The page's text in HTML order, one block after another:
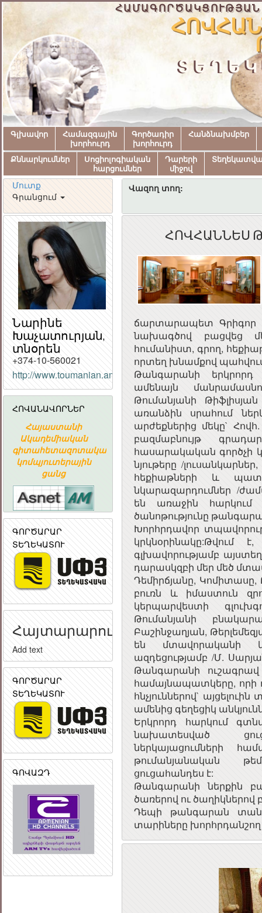
Գլխավոր
Համազգային
խորհուրդ
Գործադիր
խորհուրդ
Հանձնախմբեր
Քննարկումներ
Սոցիոլոգիական
հարցումներ
Դարերի
միջով
Մուտք
Գրանցում
Վազող տող:
Նարինե
Խաչատուրյան,
տնօրեն
+374-10-560021
http://www.toumanian.am/tangaran/tang.php
ՀՈՎԱՆԱՎՈՐՆԵՐ
Հայաստանի
Ակադեմիական
գիտահետազոտական
կոմպյուտերային
ցանց
«ԱՐՄԻՆԿՈ»
ՀԱՅԿԱԿԱՆ
ՏԵՂԵԿԱՏՎԱԿԱՆ
ԸՆԿԵՐՈՒԹՅՈՒՆ
ԳՈՐԾԱՐԱՐ
ՏԵՂԵԿԱՏՈՒ
Հայտարարություն
Add text
ԳՈՐԾԱՐԱՐ
ՏԵՂԵԿԱՏՈՒ
ԳՈՎԱԶԴ
ՀՈՎՀԱՆՆԵՍ
ճարտարապետ Գրիգոր
նախագծով բացվեց
հումանիստ, գրող,
որտեղ խնամքով պահվում
Թանգարանի երկրորդ
ամենայն
Թումանյանի
առանձին սրահում
արժեքներից մեկը`
բազմաբնույթ
հասարակական գործչի
նյութերը /
հեքիաթների և
նկարազարդումներ /
են առաջին հարկում
ծանոթությունը
Խորհրդավոր
կրկնօրինակը:Թվում
գլխավորությամբ
դարասկզբի մեր մեծ
Դեմիրճյանը,
բուռն և իմաստուն
կերպարվեստի
Թումանյանի
Բաշինջաղյան,
են մտավորականի
ազդեցությամբ /Մ.
Թանգարանի ուշագրավ
համայնապատկերը, որի
հնչյուններով`
ամենից գեղեցիկ
Երկրորդ հարկում
նախատեսված
ներկայացումների
թումանյանական
ցուցահանդես է:
Թանգարանի ներքին
ծառերով ու
Դեպի թանգարան
տարիները խորհրդանշող
ՀԱՅԱՍՏԱՆԻ
ՀԱՆՐԱՅԻՆ
ԽՈՐՀՈՒՐԴ